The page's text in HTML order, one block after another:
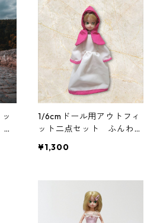
1/6cmドール用アウトフィ
ット二点セット ふんわり
セット RPGキャラ風 魔
¥1,300